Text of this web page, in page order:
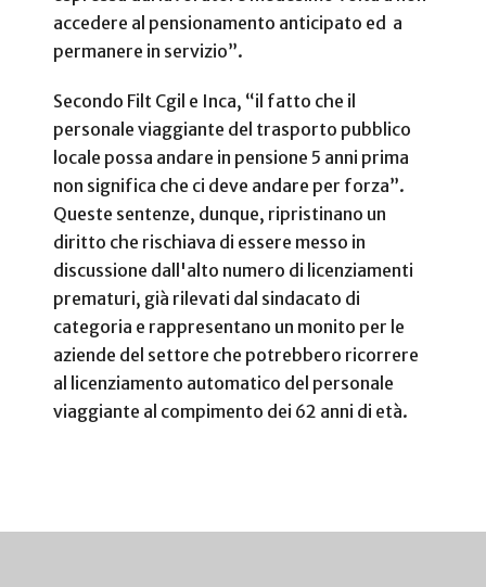
accedere al pensionamento anticipato ed a
permanere in servizio”.
Secondo Filt Cgil e Inca, “il fatto che il
personale viaggiante del trasporto pubblico
locale possa andare in pensione 5 anni prima
non significa che ci deve andare per forza”.
Queste sentenze, dunque, ripristinano un
diritto che rischiava di essere messo in
discussione dall'alto numero di licenziamenti
prematuri, già rilevati dal sindacato di
categoria e rappresentano un monito per le
aziende del settore che potrebbero ricorrere
al licenziamento automatico del personale
viaggiante al compimento dei 62 anni di età.